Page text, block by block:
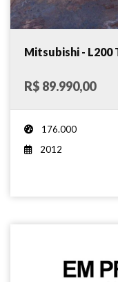
Mitsubishi - L200
R$ 89.990,00
176.000
2012